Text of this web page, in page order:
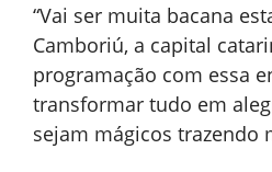
“Vai ser muita bacana
Camboriú, a capital
programação com essa
transformar tudo em
sejam mágicos trazendo